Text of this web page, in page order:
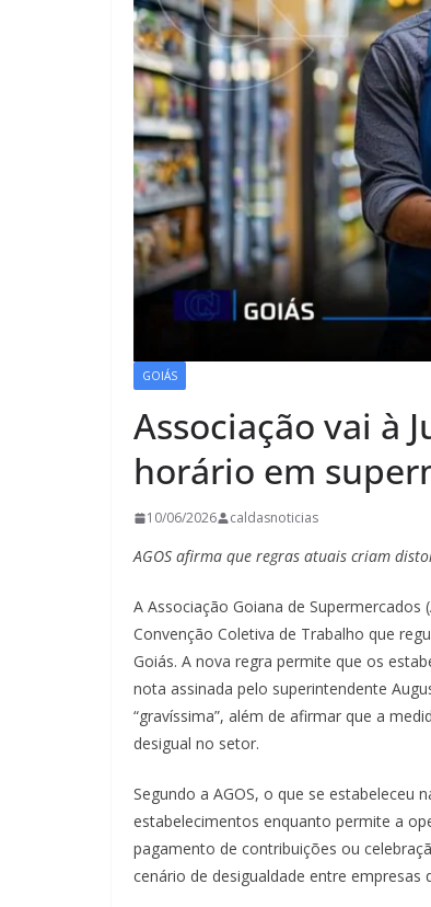
GOIÁS
Associação vai à
horário em
10/06/2026 caldasnoticias
AGOS afirma que regras atuais criam
A Associação Goiana de Supermercados
Convenção Coletiva de Trabalho que
Goiás. A nova regra permite que os
nota assinada pelo superintendente
“gravíssima”, além de afirmar que a
desigual no setor.
Segundo a AGOS, o que se
estabelecimentos enquanto permite a
pagamento de contribuições ou
cenário de desigualdade entre